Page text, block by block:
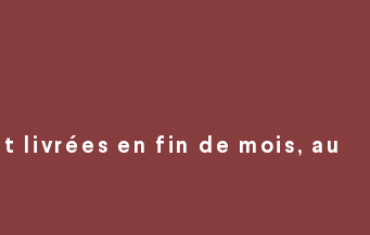
livrées en fin de mois, au